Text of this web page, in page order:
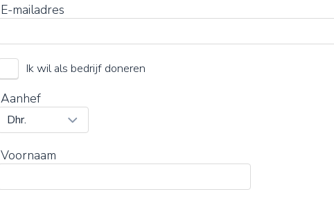
E-mailadres
Ik wil als bedrijf doneren
Aanhef
Voornaam